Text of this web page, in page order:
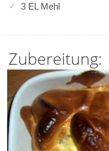
3 EL Mehl
Zubereitung: